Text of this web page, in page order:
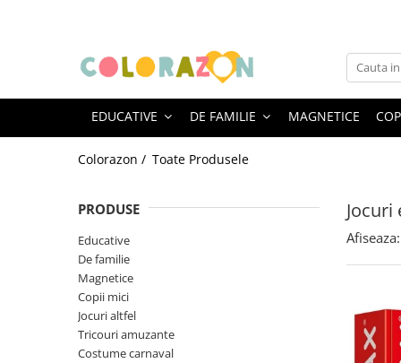
Educative
Jocuri educative
Jocuri de logică și de memorie
Jocuri de strategie
De familie
Jocuri de familie
Jocuri de carti
Jocuri de cooperare
Jocuri altfel
Jocuri creative
Jocuri interactive
Jocuri cu experimente
0-2 ani
EDUCATIVE DE FAMILIE MAGNETICE
Colorazon / Toate Produsele
PRODUSE
Educative
De familie
Magnetice
Copii mici
Jocuri altfel
Tricouri amuzante
Costume carnaval
Afiseaza: